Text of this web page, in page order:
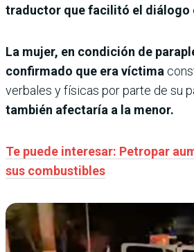
traductor que facilitó el diálogo
La mujer, en condición de
confirmado que era víctima
verbales y físicas por parte de su
también afectaría a la menor.
Te puede interesar: Petropar
sus combustibles